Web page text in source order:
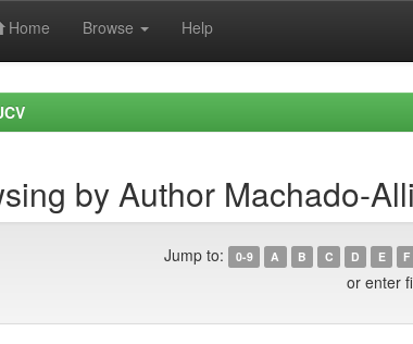
Home Browse Help
by Author Machado-
Jump to: 0-9 A B C D E F
or enter